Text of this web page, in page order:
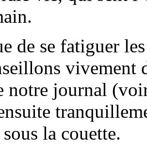
de se fatiguer
vivement
notre journal
la couette.